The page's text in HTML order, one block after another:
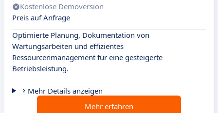
Kostenlose Demoversion
Preis auf Anfrage
Optimierte Planung, Dokumentation von
Wartungsarbeiten und effizientes
Ressourcenmanagement für eine gesteigerte
Betriebsleistung.
Mehr Details anzeigen
Mehr erfahren